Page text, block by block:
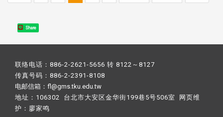
Share
联络电话：886-2-2621-5656 转 8122～8127
传真号码：886-2-2391-8108
电邮信箱：fl@gms.tku.edu.tw
地址：106302 台北市大安区金华街199巷5号506室 网页维
护： 廖家鸣​